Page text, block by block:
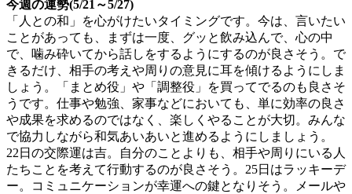
今週の運勢(5/21～5/27)
「人との和」を心がけたいタイミングです。今は、言いたい
ことがあっても、まずは一度、グッと飲み込んで、心の中
で、噛み砕いてから話しをするようにするのが良さそう。で
きるだけ、相手の考えや周りの意見に耳を傾けるようにしま
しょう。「まとめ役」や「調整役」を買ってでるのも良さそ
うです。仕事や勉強、家事などにおいても、単に効率の良さ
や成果を求めるのではなく、楽しくやることが大切。みんな
で協力しながら和気あいあいと進めるようにしましょう。
22日の交際運は吉。自分のことよりも、相手や周りにいる人
たちことを考えて行動するのが良さそう。25日はラッキーデ
ー。コミュニケーションが幸運への鍵となりそう。メールや